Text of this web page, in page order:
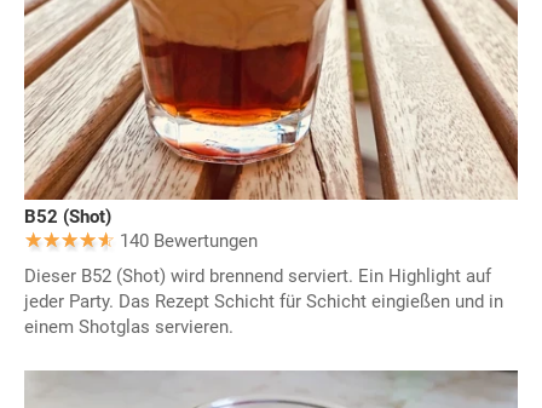
B52 (Shot)
140 Bewertungen
Dieser B52 (Shot) wird brennend serviert. Ein Highlight auf
jeder Party. Das Rezept Schicht für Schicht eingießen und in
einem Shotglas servieren.